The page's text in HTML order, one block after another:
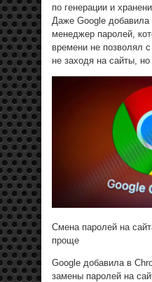
по генерации и
Даже Google добавила
менеджер паролей,
времени не позволял
не заходя на сайты,
Смена паролей на
проще
Google добавила в
замены паролей на